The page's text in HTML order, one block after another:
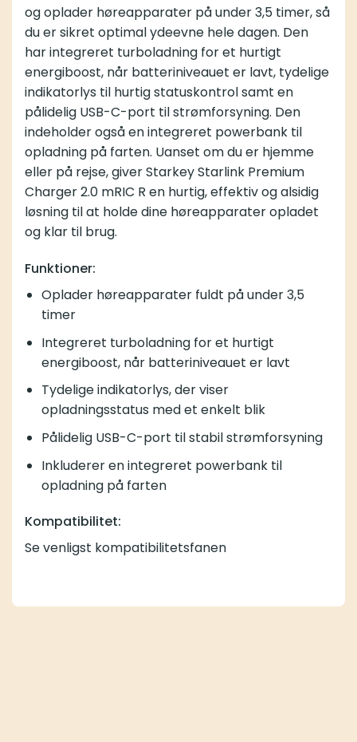
og oplader høreapparater på under 3,5 timer, så
du er sikret optimal ydeevne hele dagen. Den
har integreret turboladning for et hurtigt
energiboost, når batteriniveauet er lavt, tydelige
indikatorlys til hurtig statuskontrol samt en
pålidelig USB-C-port til strømforsyning. Den
indeholder også en integreret powerbank til
opladning på farten. Uanset om du er hjemme
eller på rejse, giver Starkey Starlink Premium
Charger 2.0 mRIC R en hurtig, effektiv og alsidig
løsning til at holde dine høreapparater opladet
og klar til brug.
Funktioner:
Oplader høreapparater fuldt på under 3,5
timer
Integreret turboladning for et hurtigt
energiboost, når batteriniveauet er lavt
Tydelige indikatorlys, der viser
opladningsstatus med et enkelt blik
Pålidelig USB-C-port til stabil strømforsyning
Inkluderer en integreret powerbank til
opladning på farten
Kompatibilitet:
Se venligst kompatibilitetsfanen